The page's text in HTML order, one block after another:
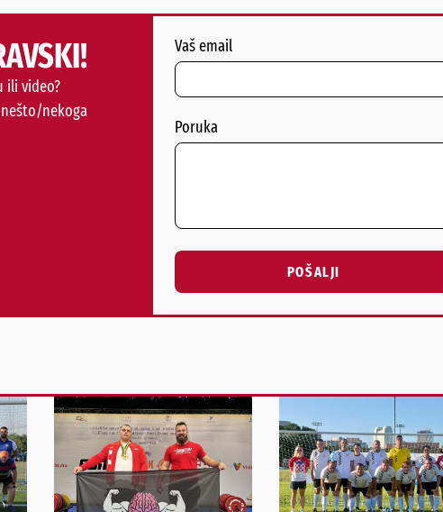
ili video?
nekoga
Vaš email
Poruka
POŠALJI